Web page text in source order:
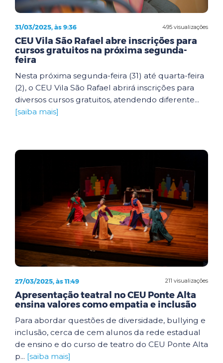
495 visualizações
31/03/2025, às 9:36
CEU Vila São Rafael abre inscrições para
cursos gratuitos na próxima segunda-
feira
Nesta próxima segunda-feira (31) até quarta-feira
(2), o CEU Vila São Rafael abrirá inscrições para
diversos cursos gratuitos, atendendo diferente...
[saiba mais]
211 visualizações
27/03/2025, às 11:49
Apresentação teatral no CEU Ponte Alta
ensina valores como empatia e inclusão
Para abordar questões de diversidade, bullying e
inclusão, cerca de cem alunos da rede estadual
de ensino e do curso de teatro do CEU Ponte Alta
p... [saiba mais]